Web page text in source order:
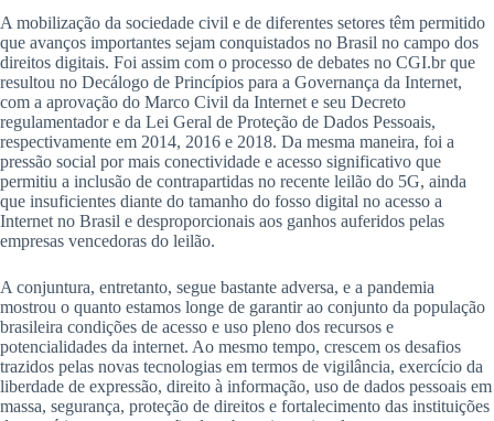
A mobilização da sociedade civil e de diferentes setores têm permitido
que avanços importantes sejam conquistados no Brasil no campo dos
direitos digitais. Foi assim com o processo de debates no CGI.br que
resultou no Decálogo de Princípios para a Governança da Internet,
com a aprovação do Marco Civil da Internet e seu Decreto
regulamentador e da Lei Geral de Proteção de Dados Pessoais,
respectivamente em 2014, 2016 e 2018. Da mesma maneira, foi a
pressão social por mais conectividade e acesso significativo que
permitiu a inclusão de contrapartidas no recente leilão do 5G, ainda
que insuficientes diante do tamanho do fosso digital no acesso a
Internet no Brasil e desproporcionais aos ganhos auferidos pelas
empresas vencedoras do leilão.
A conjuntura, entretanto, segue bastante adversa, e a pandemia
mostrou o quanto estamos longe de garantir ao conjunto da população
brasileira condições de acesso e uso pleno dos recursos e
potencialidades da internet. Ao mesmo tempo, crescem os desafios
trazidos pelas novas tecnologias em termos de vigilância, exercício da
liberdade de expressão, direito à informação, uso de dados pessoais em
massa, segurança, proteção de direitos e fortalecimento das instituições